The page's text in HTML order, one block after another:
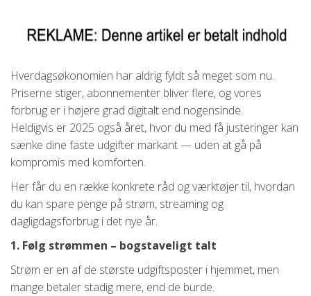
Hverdagsøkonomien har aldrig fyldt så meget som nu.
Priserne stiger, abonnementer bliver flere, og vores
forbrug er i højere grad digitalt end nogensinde.
Heldigvis er 2025 også året, hvor du med få justeringer kan
sænke dine faste udgifter markant — uden at gå på
kompromis med komforten.
Her får du en række konkrete råd og værktøjer til, hvordan
du kan spare penge på strøm, streaming og
dagligdagsforbrug i det nye år.
1. Følg strømmen – bogstaveligt talt
Strøm er en af de største udgiftsposter i hjemmet, men
mange betaler stadig mere, end de burde.